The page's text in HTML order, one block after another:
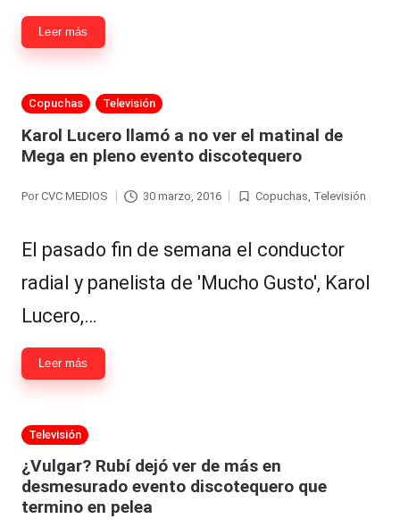
Leer más
Publicada
Copuchas Televisión
Karol Lucero llamó a no ver el matinal de
Mega en pleno evento discotequero
Por CVC MEDIOS 30 marzo, 2016
Publicada
Copuchas, Televisión
El pasado fin de semana el conductor
radial y panelista de 'Mucho Gusto', Karol
Lucero,…
Leer más
Publicada
Televisión
¿Vulgar? Rubí dejó ver de más en
desmesurado evento discotequero que
termino en pelea